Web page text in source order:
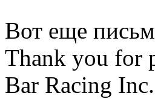
Вот еще
Thank you for
Bar Racing